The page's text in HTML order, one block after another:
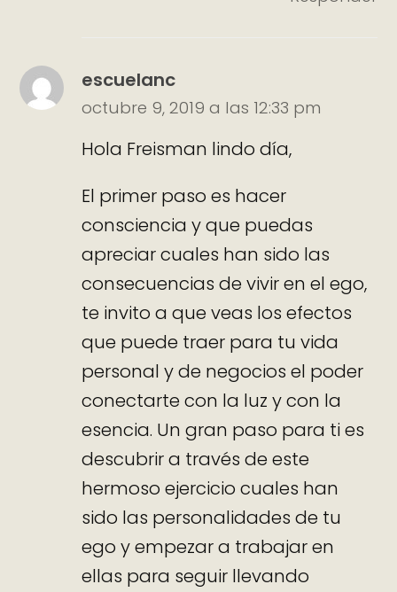
escuelanc
octubre 9, 2019 a las 12:33 pm
Hola Freisman lindo día,
El primer paso es hacer
consciencia y que puedas
apreciar cuales han sido las
consecuencias de vivir en el ego,
te invito a que veas los efectos
que puede traer para tu vida
personal y de negocios el poder
conectarte con la luz y con la
esencia. Un gran paso para ti es
descubrir a través de este
hermoso ejercicio cuales han
sido las personalidades de tu
ego y empezar a trabajar en
ellas para seguir llevando